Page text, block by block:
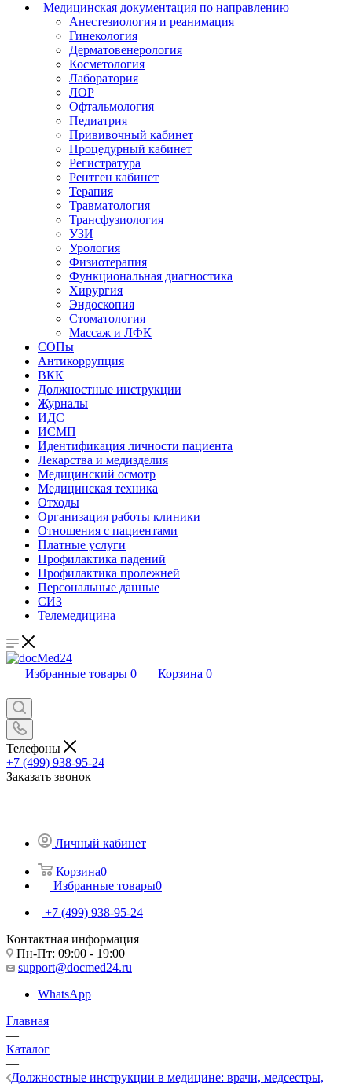
Медицинская документация по направлению
Анестезиология и реанимация
Гинекология
Дерматовенерология
Косметология
Лаборатория
ЛОР
Офтальмология
Педиатрия
Прививочный кабинет
Процедурный кабинет
Регистратура
Рентген кабинет
Терапия
Травматология
Трансфузиология
УЗИ
Урология
Физиотерапия
Функциональная диагностика
Хирургия
Эндоскопия
Стоматология
Массаж и ЛФК
СОПы
Антикоррупция
ВКК
Должностные инструкции
Журналы
ИДС
ИСМП
Идентификация личности пациента
Лекарства и медизделия
Медицинский осмотр
Медицинская техника
Отходы
Организация работы клиники
Отношения с пациентами
Платные услуги
Профилактика падений
Профилактика пролежней
Персональные данные
СИЗ
Телемедицина
Избранные товары 0 Корзина 0
Телефоны
+7 (499) 938-95-24
Заказать звонок
Личный кабинет
Корзина0
Избранные товары0
+7 (499) 938-95-24
Контактная информация
Пн-Пт: 09:00 - 19:00
support@docmed24.ru
WhatsApp
Главная
—
Каталог
—
Должностные инструкции в медицине: врачи, медсестры,